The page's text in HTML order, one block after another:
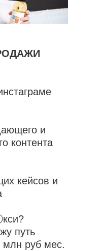
и
контента
кейсов и
путь
млн руб мес.